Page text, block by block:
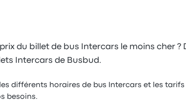
du billet de bus Intercars le moins cher
Intercars de Busbud.
différents horaires de bus Intercars et les
besoins.